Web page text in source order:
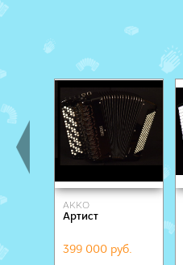
AKKO
Артист
399 000 руб.